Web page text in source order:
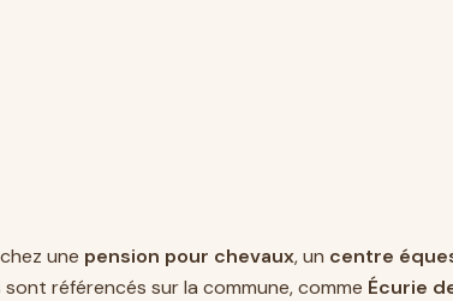
une pension pour chevaux, un centre
référencés sur la commune, comme Écurie